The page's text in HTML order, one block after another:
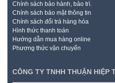
Chính sách bảo hành, bảo trì.
Chính sách bảo mật thông tin
Chính sách đổi trả hàng hóa
Hình thức thanh toán
Hướng dẫn mua hàng online
Phương thức vận chuyển
CÔNG TY TNHH THUẬN HIỆP